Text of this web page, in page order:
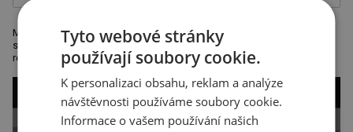
Mini notes s kuličkovým perem (černá náplň), 1 notes s trhacími
stránkami a 5 různobarevnými samolepícími bločkami, vyrobeny z
recyklovaného materiálu, rozměr 10,5 x 8 x 1 cm.
Tyto webové stránky
používají soubory cookie.
K personalizaci obsahu, reklam a analýze
návštěvnosti používáme soubory cookie.
Informace o vašem používání našich